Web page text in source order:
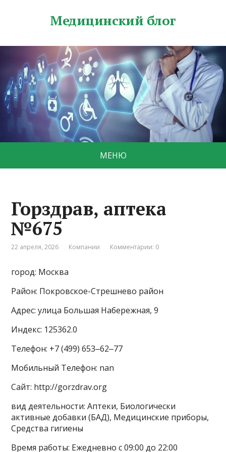
Медицинский блог
МЕНЮ
Горздрав, аптека
№675
22 апреля, 2026 Компании Комментарии: 0
город: Москва
Район: Покровское-Стрешнево район
Адрес: улица Большая Набережная, 9
Индекс: 125362.0
Телефон: +7 (499) 653‒62‒77
Мобильный Телефон: nan
Сайт: http://gorzdrav.org
вид деятельности: Аптеки, Биологически
активные добавки (БАД), Медицинские приборы,
Средства гигиены
Время работы: Ежедневно с 09:00 до 22:00